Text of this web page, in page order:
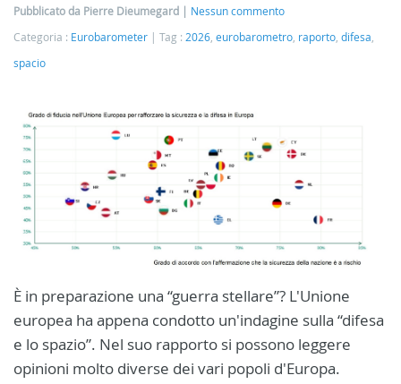
Pubblicato da Pierre Dieumegard
Nessun commento
Categoria : Eurobarometer Tag : 2026 eurobarometro raporto difesa
spacio
È in preparazione una “guerra stellare”? L'Unione
europea ha appena condotto un'indagine sulla “difesa
e lo spazio”. Nel suo rapporto si possono leggere
opinioni molto diverse dei vari popoli d'Europa.